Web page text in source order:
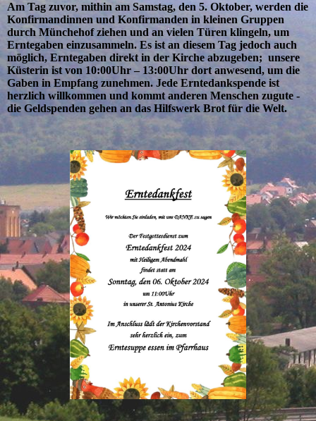
Am Tag zuvor, mithin am Samstag, den 5. Oktober, werden die
Konfirmandinnen und Konfirmanden in kleinen Gruppen
durch Münchehof ziehen und an vielen Türen klingeln, um
Erntegaben einzusammeln. Es ist an diesem Tag jedoch auch
möglich, Erntegaben direkt in der Kirche abzugeben; unsere
Küsterin ist von 10:00Uhr – 13:00Uhr dort anwesend, um die
Gaben in Empfang zunehmen. Jede Erntedankspende ist
herzlich willkommen und kommt anderen Menschen zugute -
die Geldspenden gehen an das Hilfswerk Brot für die Welt.